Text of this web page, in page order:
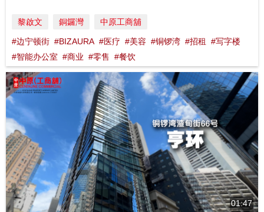
黎啟文 銅鑼灣 中原工商舖
#边宁顿街 #BIZAURA #医疗 #美容 #铜锣湾 #招租
#写字楼
#智能办公室 #商业 #零售 #餐饮
01:47